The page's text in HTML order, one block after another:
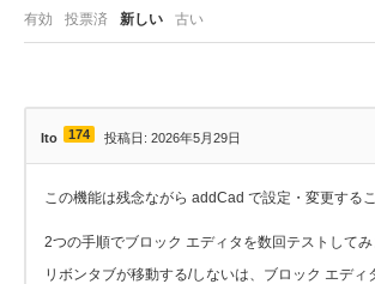
有効 投票済 新しい 古い
Ito 174 投稿日: 2026年5月29日
この機能は残念ながら addCad で設定・変更する
2つの手順でブロック エディタを数回テストしてみ
リボンタブが移動する/しないは、ブロック エディ